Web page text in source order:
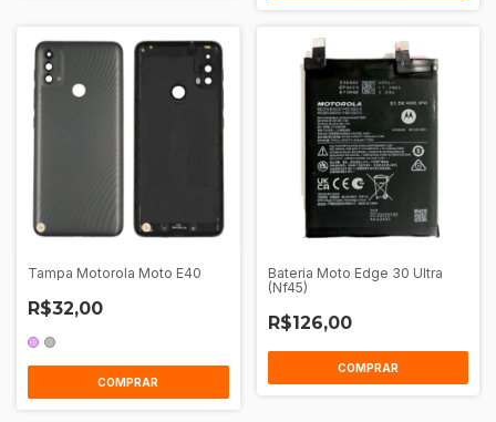
Tampa Motorola Moto E40
R$32,00
COMPRAR
Bateria Moto Edge 30 Ultra
(Nf45)
R$126,00
COMPRAR